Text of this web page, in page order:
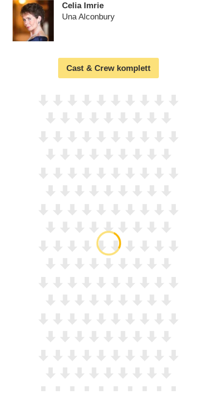
Celia Imrie
Una Alconbury
Cast & Crew komplett